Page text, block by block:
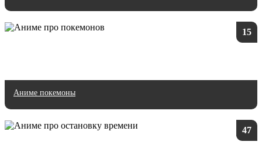
15
Аниме покемоны
47